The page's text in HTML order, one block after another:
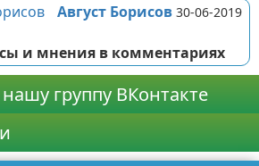
Август Борисов 30-06-2019
и мнения в комментариях
группу ВКонтакте